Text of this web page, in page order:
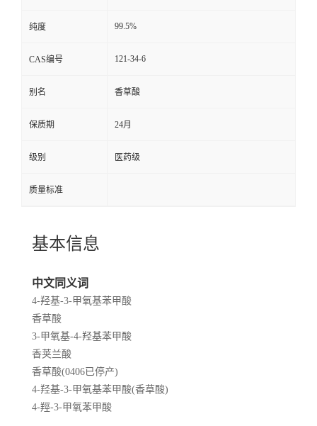
纯度 99.5%
CAS编号 121-34-6
别名 香草酸
保质期 24月
级别 医药级
质量标准
基本信息
中文同义词
4-羟基-3-甲氧基苯甲酸
香草酸
3-甲氧基-4-羟基苯甲酸
香荚兰酸
香草酸(0406已停产)
4-羟基-3-甲氧基苯甲酸(香草酸)
4-羥-3-甲氧苯甲酸